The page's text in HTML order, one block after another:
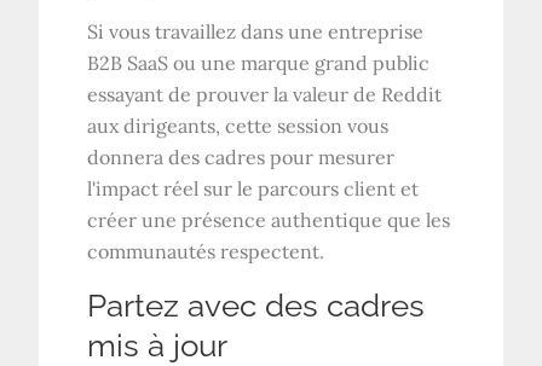
Si vous travaillez dans une entreprise
B2B SaaS ou une marque grand public
essayant de prouver la valeur de Reddit
aux dirigeants, cette session vous
donnera des cadres pour mesurer
l'impact réel sur le parcours client et
créer une présence authentique que les
communautés respectent.
Partez avec des cadres
mis à jour